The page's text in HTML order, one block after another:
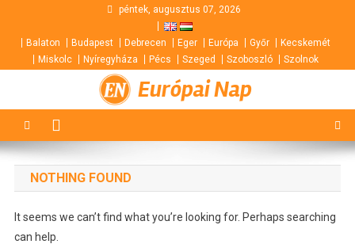
content
péntek, augusztus 07, 2026
Balaton Budapest Debrecen Eger Európa Győr
Kecskemét
Miskolc
Nyíregyháza Pécs Szeged Szoboszló Szolnok
Európai Nap
NOTHING FOUND
It seems we can’t find what you’re looking for. Perhaps searching
can help.